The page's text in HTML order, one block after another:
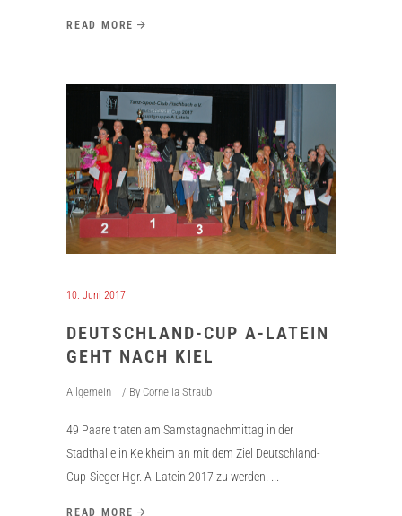
READ MORE
10. Juni 2017
DEUTSCHLAND-CUP A-LATEIN
GEHT NACH KIEL
Allgemein By Cornelia Straub
49 Paare traten am Samstagnachmittag in der
Stadthalle in Kelkheim an mit dem Ziel Deutschland-
Cup-Sieger Hgr. A-Latein 2017 zu werden.
READ MORE